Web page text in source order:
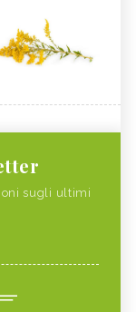
sugli ultimi